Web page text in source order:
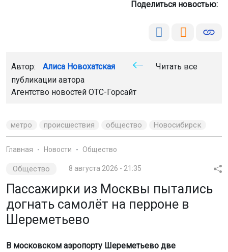
Поделиться новостью:
Автор: Алиса Новохатская
Читать все
публикации автора
Агентство новостей ОТС-Горсайт
метро происшествия общество Новосибирск
Главная Новости Общество
Общество 8 августа 2026 - 21:35
Пассажирки из Москвы пытались
догнать самолёт на перроне в
Шереметьево
В московском аэропорту Шереметьево две